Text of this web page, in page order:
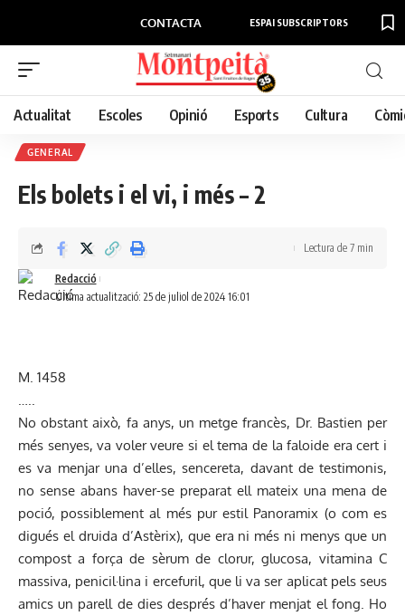
CONTACTA ESPAI SUBSCRIPTORS
Actualitat Escoles Opinió Esports Cultura
GENERAL
Els bolets i el vi, i més – 2
Última actualització: 25 de juliol de 2024 16:01
Redacció
Lectura de 7 min
M. 1458
…..
No obstant això, fa anys, un metge francès, Dr. Bastien per
més senyes, va voler veure si el tema de la faloide era cert i
es va menjar una d’elles, sencereta, davant de testimonis,
no sense abans haver-se preparat ell mateix una mena de
poció, possiblement al més pur estil Panoramix (o com es
digués el druida d’Astèrix), que era ni més ni menys que un
compost a força de sèrum de clorur, glucosa, vitamina C
massiva, penicil·lina i ercefuril, que li va ser aplicat pels seus
amics un parell de dies després d’haver menjat el fong. Ho